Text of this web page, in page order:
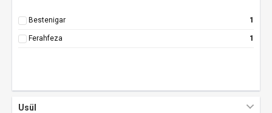
Bestenigar 1
Ferahfeza 1
Usül